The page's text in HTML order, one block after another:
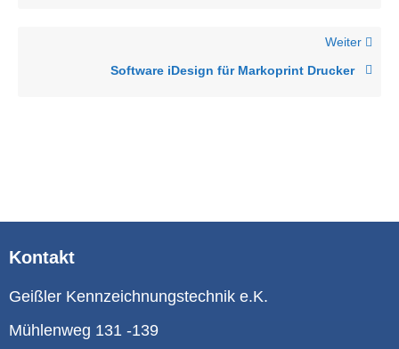
Weiter
Software iDesign für Markoprint Drucker
Kontakt
Geißler Kennzeichnungstechnik e.K.
Mühlenweg 131 -139